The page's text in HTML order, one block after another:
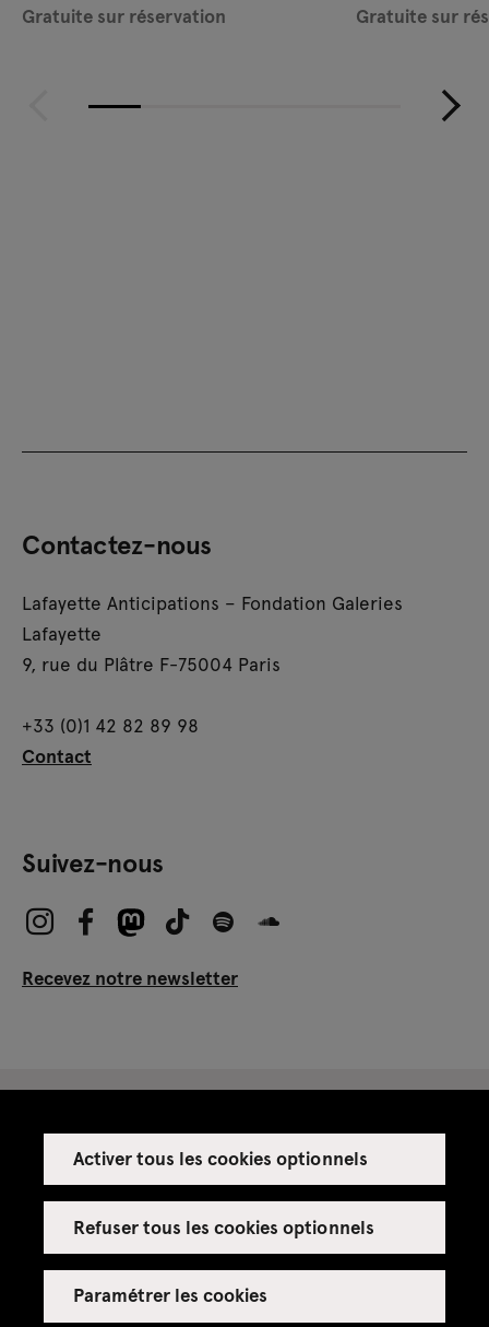
Activer tous les cookies optionnels
Refuser tous les cookies optionnels
Paramétrer les cookies
Gratuite sur réservation Gratuite sur
Contactez-nous
Lafayette Anticipations – Fondation Galeries
Lafayette
9, rue du Plâtre F-75004 Paris
+33 (0)1 42 82 89 98
Contact
Suivez-nous
Recevez notre newsletter
Espace presse
Espace enseignant·es
Espace privatisations